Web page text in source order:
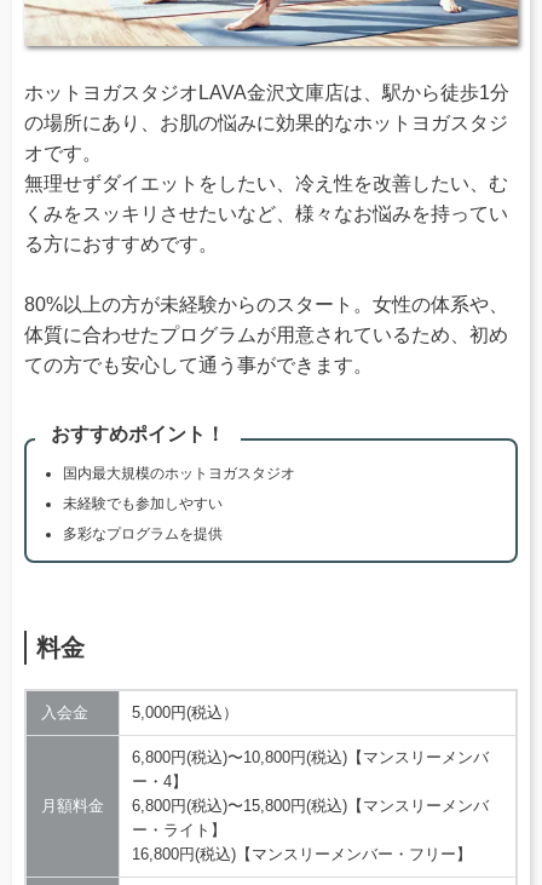
ホットヨガスタジオLAVA金沢文庫店は、駅から徒歩1分
の場所にあり、お肌の悩みに効果的なホットヨガスタジ
オです。
無理せずダイエットをしたい、冷え性を改善したい、む
くみをスッキリさせたいなど、様々なお悩みを持ってい
る方におすすめです。
80%以上の方が未経験からのスタート。女性の体系や、
体質に合わせたプログラムが用意されているため、初め
ての方でも安心して通う事ができます。
おすすめポイント！
国内最大規模のホットヨガスタジオ
未経験でも参加しやすい
多彩なプログラムを提供
料金
入会金 5,000円(税込）
月額料金
6,800円(税込)〜10,800円(税込)【マンスリーメンバ
ー・4】
6,800円(税込)〜15,800円(税込)【マンスリーメンバ
ー・ライト】
16,800円(税込)【マンスリーメンバー・フリー】